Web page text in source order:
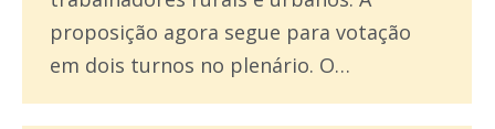
proposição agora segue para votação
em dois turnos no plenário. O…